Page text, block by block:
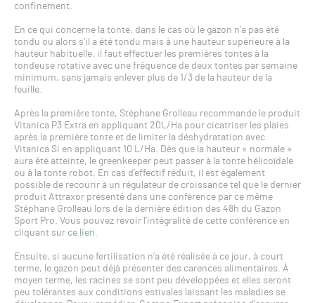
confinement.
En ce qui concerne la tonte, dans le cas où le gazon n’a pas été
tondu ou alors s’il a été tondu mais à une hauteur supérieure à la
hauteur habituelle, il faut effectuer les premières tontes à la
tondeuse rotative avec une fréquence de deux tontes par semaine
minimum, sans jamais enlever plus de 1/3 de la hauteur de la
feuille.
Après la première tonte, Stéphane Grolleau recommande le produit
Vitanica P3 Extra en appliquant 20L/Ha pour cicatriser les plaies
après la première tonte et de limiter la déshydratation avec
Vitanica Si en appliquant 10 L/Ha. Dès que la hauteur « normale »
aura été atteinte, le greenkeeper peut passer à la tonte hélicoïdale
ou à la tonte robot. En cas d’effectif réduit, il est également
possible de recourir à un régulateur de croissance tel que le dernier
produit Attraxor présenté dans une conférence par ce même
Stéphane Grolleau lors de la dernière édition des 48h du Gazon
Sport Pro. Vous pouvez revoir l’intégralité de cette conférence en
cliquant sur ce lien.
Ensuite, si aucune fertilisation n’a été réalisée à ce jour, à court
terme, le gazon peut déjà présenter des carences alimentaires. À
moyen terme, les racines se sont peu développées et elles seront
peu tolérantes aux conditions estivales laissant les maladies se